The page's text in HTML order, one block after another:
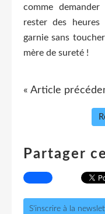
comme
rester des heures
garnie sans
mère de sureté !
« Article
Partager
S'inscrire à la